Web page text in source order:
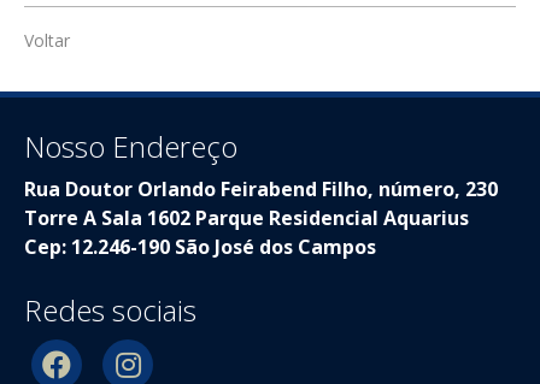
Voltar
Nosso Endereço
Rua Doutor Orlando Feirabend Filho, número, 230
Torre A Sala 1602 Parque Residencial Aquarius
Cep: 12.246-190 São José dos Campos
Redes sociais